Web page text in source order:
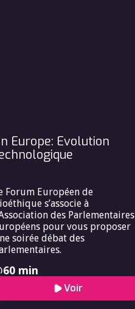
Europe: Evolution
Forum Européen de
s’associe à
des Parlementaires
pour vous proposer
soirée débat des
60 min
Voir